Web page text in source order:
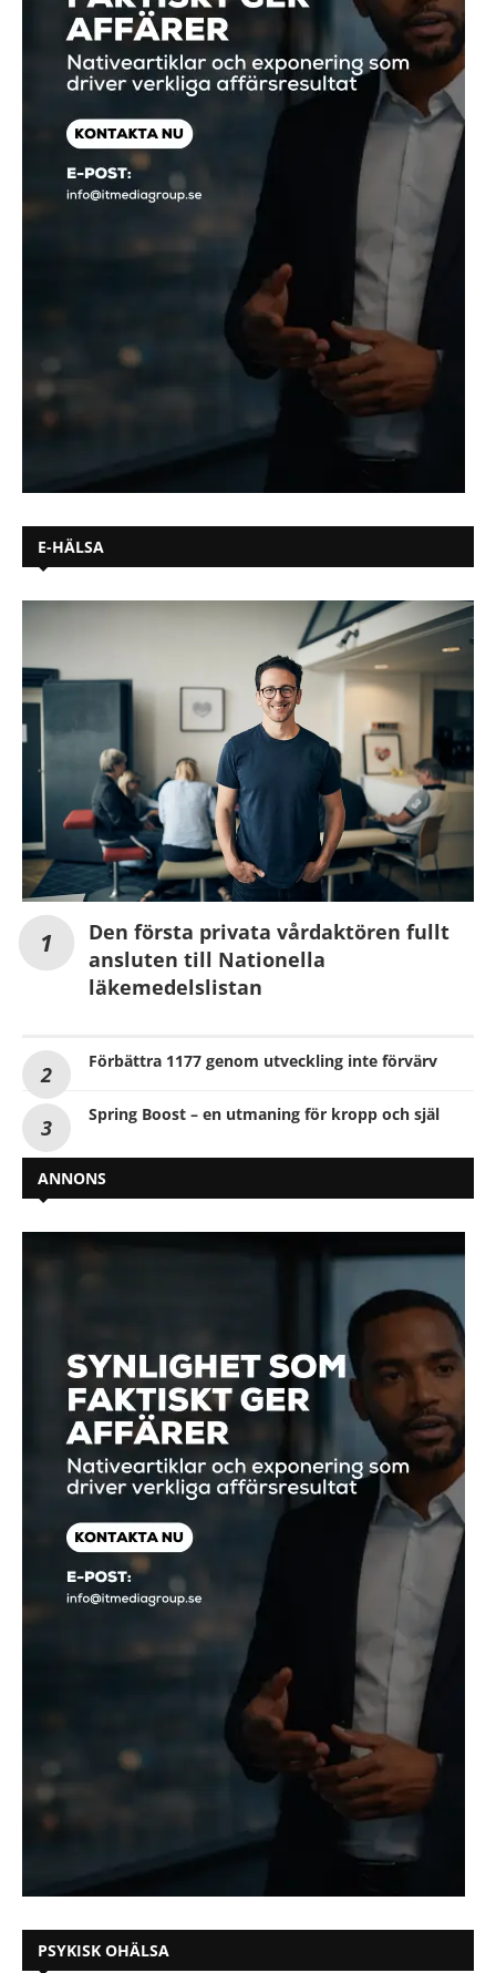
E-HÄLSA
Den första privata vårdaktören fullt
ansluten till Nationella
läkemedelslistan
Förbättra 1177 genom utveckling inte förvärv
Spring Boost – en utmaning för kropp och själ
ANNONS
PSYKISK OHÄLSA